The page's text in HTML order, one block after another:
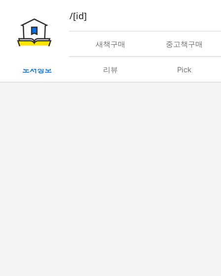
book/rent/[id]
대여 새책구매 중고책구매
도서정보 리뷰 Pick